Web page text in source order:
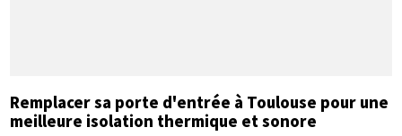
Remplacer sa porte d'entrée à Toulouse pour une
meilleure isolation thermique et sonore